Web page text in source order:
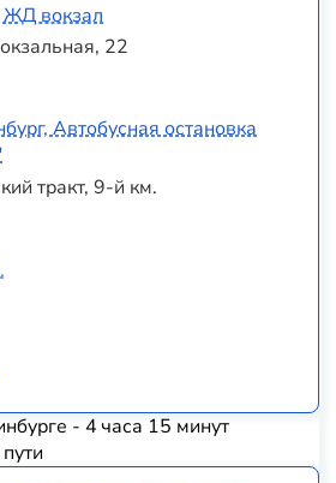
вокзал
22
Автобусная остановка
тракт, 9-й км.
- 4 часа 15 минут